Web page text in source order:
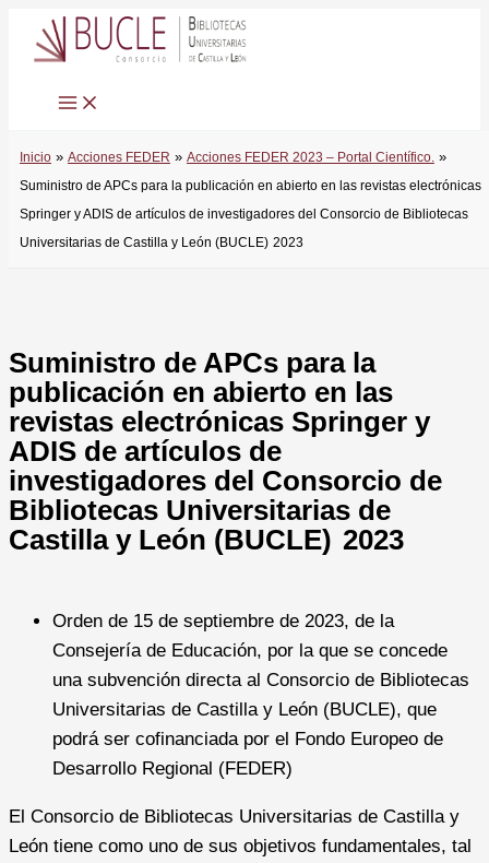
Inicio Acciones FEDER
Acciones FEDER 2023 – Portal Científico.
Suministro de APCs para la publicación en abierto en las revistas electrónicas
Springer y ADIS de artículos de investigadores del Consorcio de Bibliotecas
Universitarias de Castilla y León (BUCLE) 2023
Suministro de APCs para la
publicación en abierto en las
revistas electrónicas Springer y
ADIS de artículos de
investigadores del Consorcio de
Bibliotecas Universitarias de
Castilla y León (BUCLE) 2023
Orden de 15 de septiembre de 2023, de la
Consejería de Educación, por la que se concede
una subvención directa al Consorcio de Bibliotecas
Universitarias de Castilla y León (BUCLE), que
podrá ser cofinanciada por el Fondo Europeo de
Desarrollo Regional (FEDER)
El Consorcio de Bibliotecas Universitarias de Castilla y
León tiene como uno de sus objetivos fundamentales, tal